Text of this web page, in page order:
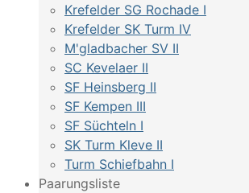
Krefelder SG Rochade I
Krefelder SK Turm IV
M'gladbacher SV II
SC Kevelaer II
SF Heinsberg II
SF Kempen III
SF Süchteln I
SK Turm Kleve II
Turm Schiefbahn I
Paarungsliste